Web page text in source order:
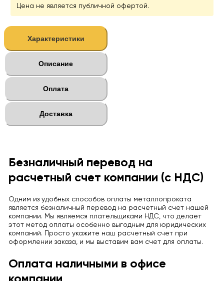
Цена не является публичной офертой.
Характеристики
Описание
Оплата
Доставка
Безналичный перевод на
расчетный счет компании (с НДС)
Одним из удобных способов оплаты металлопроката
является безналичный перевод на расчетный счет нашей
компании. Мы являемся плательщиками НДС, что делает
этот метод оплаты особенно выгодным для юридических
компаний. Просто укажите наш расчетный счет при
оформлении заказа, и мы выставим вам счет для оплаты.
Оплата наличными в офисе